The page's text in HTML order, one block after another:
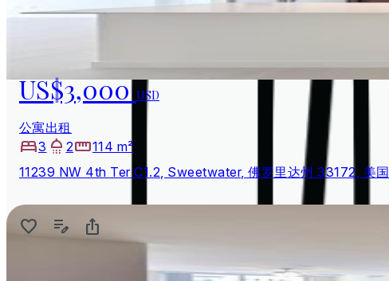
US$3,000USD
公寓出租
3
2
114 m²
11239 NW 4th Ter C1.2, Sweetwater, 佛罗里达州 33172, 美国